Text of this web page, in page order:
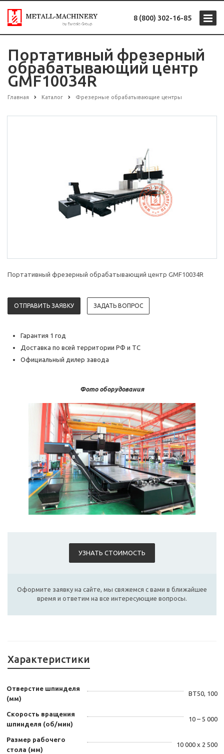
8 (800) 302-16-85
Портативный фрезерный
обрабатывающий центр
GMF10034R
Главная Каталог Фрезерные обрабатывающие центры
Портативный фрезерный обрабатывающий центр GMF10034R
ОТПРАВИТЬ ЗАЯВКУ ЗАДАТЬ ВОПРОС
Гарантия 1 год
Доставка по всей территории РФ и ТС
Официальный дилер завода
Фото оборудования
УЗНАТЬ СТОИМОСТЬ
Оформите заявку на сайте, мы свяжемся с вами в ближайшее
время и ответим на все интересующие вопросы.
Характеристики
Отверстие шпинделя
(мм)
BT50, 100
Скорость вращения
шпинделя (об/мин)
10 – 5 000
Размер рабочего
стола (мм)
10 000 х 2 500